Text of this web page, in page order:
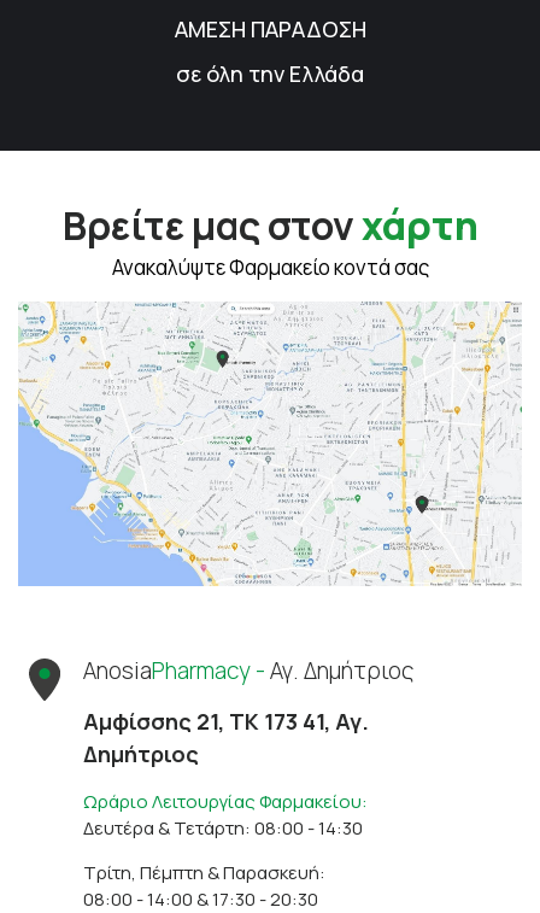
ΑΜΕΣΗ ΠΑΡΑΔΟΣΗ
σε όλη την Ελλάδα
Βρείτε μας στονχάρτη
Ανακαλύψτε Φαρμακείο κοντά σας
AnosiaPharmacy -Αγ. Δημήτριος
Αμφίσσης 21, ΤΚ 173 41, Αγ.
Δημήτριος
Ωράριο Λειτουργίας Φαρμακείου:
Δευτέρα & Τετάρτη: 08:00 - 14:30
Τρίτη, Πέμπτη & Παρασκευή:
08:00 - 14:00 & 17:30 - 20:30